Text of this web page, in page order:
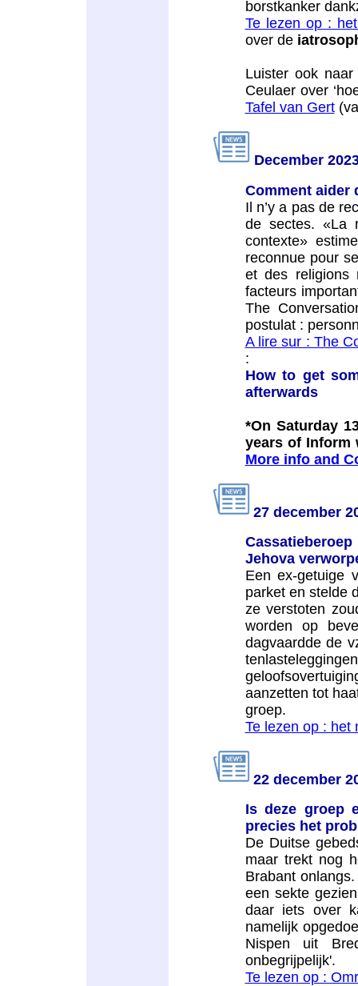
borstkanker
Te lezen op :
over de
Luister ook
Ceulaer over
Tafel van Gert
December
Comment aider
Il n’y a pas de
de sectes. «La
contexte»
reconnue pour
et des religions
facteurs
The
postulat :
A lire sur : The
:
How to get
afterwards
*On Saturday
years of Inform
More info and
27 december
Jehova
Een ex-getuige
parket en stelde
ze verstoten
worden op
dagvaardde de
aanzetten tot
groep.
Te lezen op : het
22 december
Is deze groep
precies het
De Duitse
maar trekt nog
Brabant
een sekte
daar iets over
namelijk
Nispen uit
onbegrijpelijk'.
Te lezen op :